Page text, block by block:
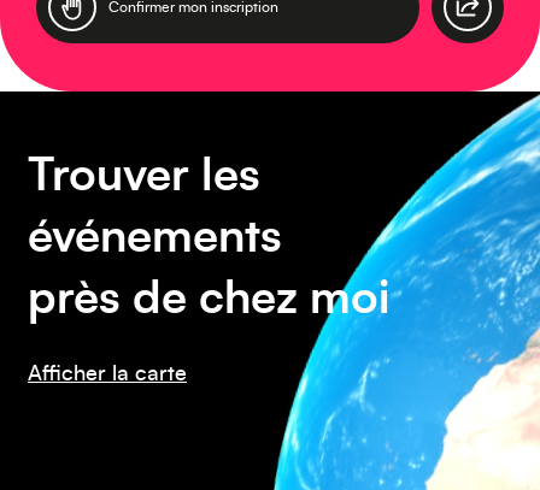
Trouver les
événements
près de chez moi
Afficher la carte
Asie
Caraïbes
Europe